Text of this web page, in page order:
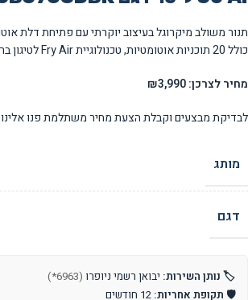
כולל 20 תוכניות אוטומטיות, טכנולוגיית Fry Air לטיגון בריא ו-WiFi לחיבור חכם.
מחיר לצרכן: ₪3,990
לבדיקת מבצעים וקבלת הצעת מחיר משתלמת פנו אלינו
מותג
דגם
🏷️ נותן השירות: יבואן רשמי ניופרו (6963*)
🛡️ תקופת אחריות: